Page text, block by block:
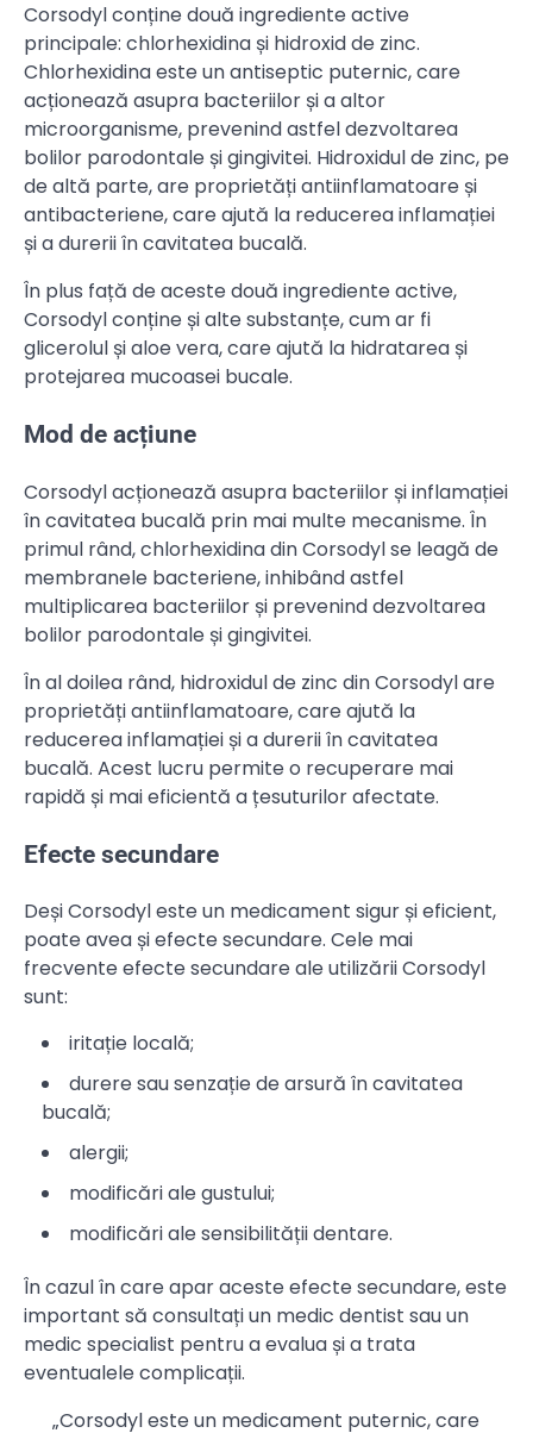
Corsodyl conține două ingrediente active
principale: chlorhexidina și hidroxid de zinc.
Chlorhexidina este un antiseptic puternic, care
acționează asupra bacteriilor și a altor
microorganisme, prevenind astfel dezvoltarea
bolilor parodontale și gingivitei. Hidroxidul de zinc, pe
de altă parte, are proprietăți antiinflamatoare și
antibacteriene, care ajută la reducerea inflamației
și a durerii în cavitatea bucală.
În plus față de aceste două ingrediente active,
Corsodyl conține și alte substanțe, cum ar fi
glicerolul și aloe vera, care ajută la hidratarea și
protejarea mucoasei bucale.
Mod de acțiune
Corsodyl acționează asupra bacteriilor și inflamației
în cavitatea bucală prin mai multe mecanisme. În
primul rând, chlorhexidina din Corsodyl se leagă de
membranele bacteriene, inhibând astfel
multiplicarea bacteriilor și prevenind dezvoltarea
bolilor parodontale și gingivitei.
În al doilea rând, hidroxidul de zinc din Corsodyl are
proprietăți antiinflamatoare, care ajută la
reducerea inflamației și a durerii în cavitatea
bucală. Acest lucru permite o recuperare mai
rapidă și mai eficientă a țesuturilor afectate.
Efecte secundare
Deși Corsodyl este un medicament sigur și eficient,
poate avea și efecte secundare. Cele mai
frecvente efecte secundare ale utilizării Corsodyl
sunt:
iritație locală;
durere sau senzație de arsură în cavitatea
bucală;
alergii;
modificări ale gustului;
modificări ale sensibilității dentare.
În cazul în care apar aceste efecte secundare, este
important să consultați un medic dentist sau un
medic specialist pentru a evalua și a trata
eventualele complicații.
„Corsodyl este un medicament puternic, care